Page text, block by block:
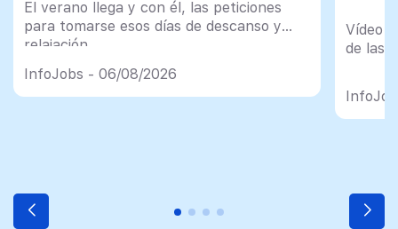
El verano llega y con él, las peticiones
para tomarse esos días de descanso y
relajación
InfoJobs - 06/08/2026
Vídeo
de las